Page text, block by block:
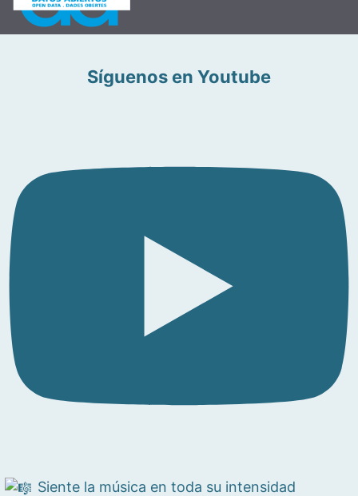
Síguenos en Youtube
Siente la música en toda su intensidad